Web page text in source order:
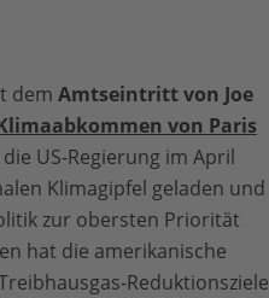
dem Amtseintritt von Joe
von Paris
US-Regierung im April
Klimagipfel geladen und
zur obersten Priorität
hat die amerikanische
Reduktionsziele